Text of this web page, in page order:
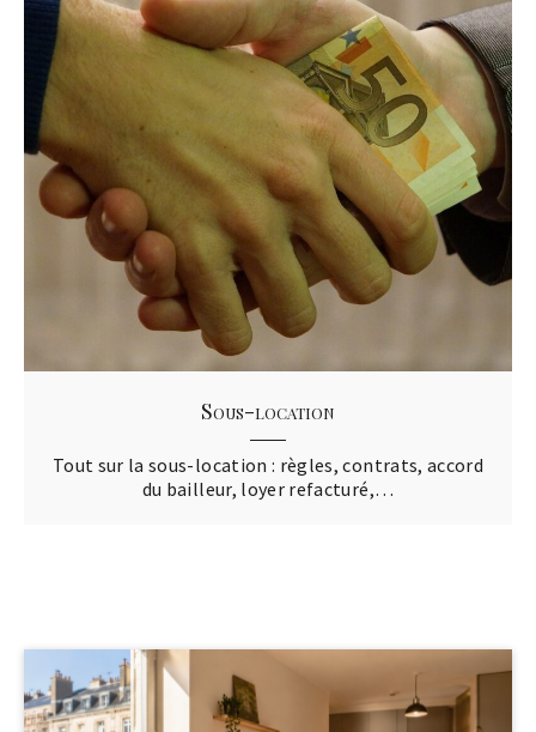
Sous-location
Tout sur la sous-location : règles, contrats, accord
du bailleur, loyer refacturé,…